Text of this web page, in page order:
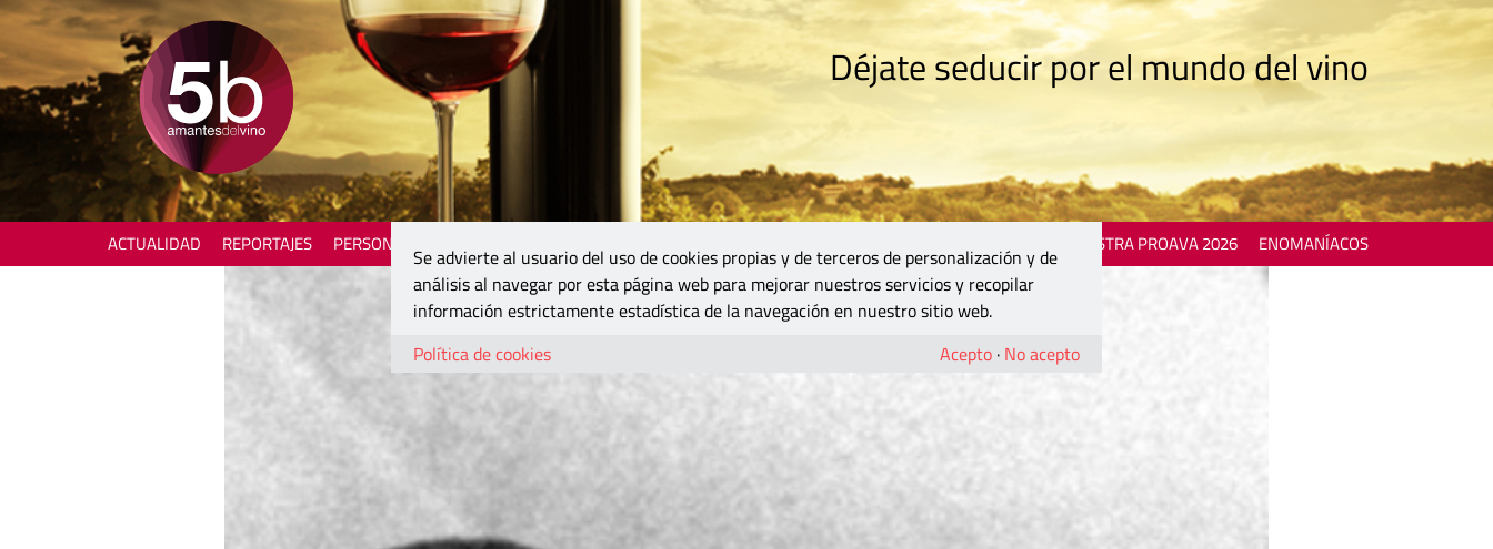
Déjate seducir por el mundo del vino
ACTUALIDAD REPORTAJES PERSONAJES MOSTRA PROAVA 2026 ENOMANÍACOS
Se advierte al usuario del uso de cookies propias y de terceros de personalización y de
análisis al navegar por esta página web para mejorar nuestros servicios y recopilar
información estrictamente estadística de la navegación en nuestro sitio web.
Política de cookies
Acepto · No acepto